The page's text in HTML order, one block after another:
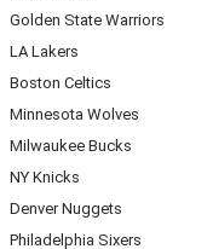
Golden State Warriors
LA Lakers
Boston Celtics
Minnesota Wolves
Milwaukee Bucks
NY Knicks
Denver Nuggets
Philadelphia Sixers